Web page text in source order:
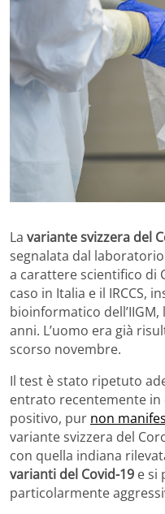
La variante svizzera del
segnalata dal
a carattere scientifico di
caso in Italia e il IRCCS,
bioinformatico
anni. L’uomo era già
scorso novembre.
Il test è stato ripetuto
entrato recentemente
positivo, pur non
variante svizzera del
con quella indiana
varianti del Covid-19 e si
particolarmente